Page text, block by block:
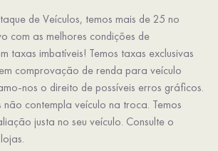
de Veículos, temos mais de 25 no
com as melhores condições de
taxas imbatíveis! Temos taxas exclusivas
comprovação de renda para veículo
nos o direito de possíveis erros gráficos.
não contempla veículo na troca. Temos
justa no seu veículo. Consulte o